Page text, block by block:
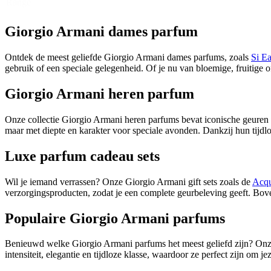
Giorgio Armani dames parfum
Ontdek de meest geliefde Giorgio Armani dames parfums, zoals Si
gebruik of een speciale gelegenheid. Of je nu van bloemige,
Giorgio Armani heren parfum
Onze collectie Giorgio Armani heren parfums bevat iconische geuren
maar met diepte en karakter voor speciale avonden. Dankzij hun
Luxe parfum cadeau sets
Wil je iemand verrassen? Onze Giorgio Armani gift sets zoals de
verzorgingsproducten, zodat je een complete geurbeleving geeft.
Populaire Giorgio Armani parfums
Benieuwd welke Giorgio Armani parfums het meest geliefd zijn?
intensiteit, elegantie en tijdloze klasse, waardoor ze perfect zijn om